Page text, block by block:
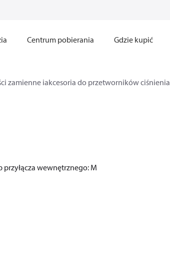
Centrum pobierania Gdzie kupić
zamienne iakcesoria do przetworników ciśnienia
przyłącza wewnętrznego: M